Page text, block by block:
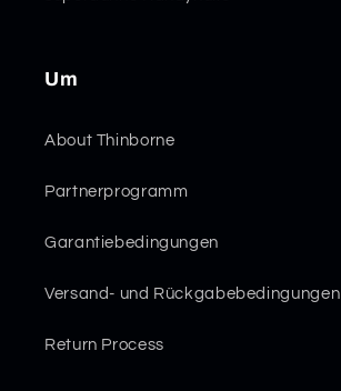
Um
About Thinborne
Partnerprogramm
Garantiebedingungen
Versand- und Rückgabebedingungen
Return Process